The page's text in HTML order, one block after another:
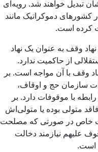
تبدیل خواهند شد. رویه‌ای
کشورهای دموکراتیک مانند
کرده است.
وقف به عنوان یک نهاد
از حاکمیت ندارد.
وقف با آن مواجه است. بر
سازمان حج و اوقاف،
با موقوفات دارد. بر
متولی بوده یا متولی‌اش
خاص در صورتی که مصلحت
علیهم نیازمند دخالت
است.